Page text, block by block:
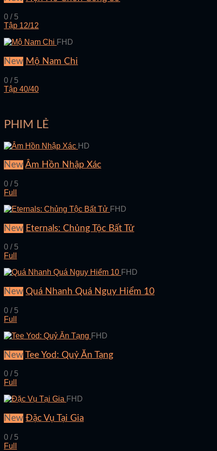
0 / 5
Tập 12/12
FHD
New Mộ Nam Chi
0 / 5
Tập 40/40
PHIM LẺ
HD
New Âm Hồn Nhập Xác
0 / 5
Full
FHD
New Eternals: Chủng Tộc Bất Tử
0 / 5
Full
FHD
New Quá Nhanh Quá Nguy Hiểm 10
0 / 5
Full
FHD
New Tee Yod: Quỷ Ăn Tạng
0 / 5
Full
FHD
New Đặc Vụ Tại Gia
0 / 5
Full